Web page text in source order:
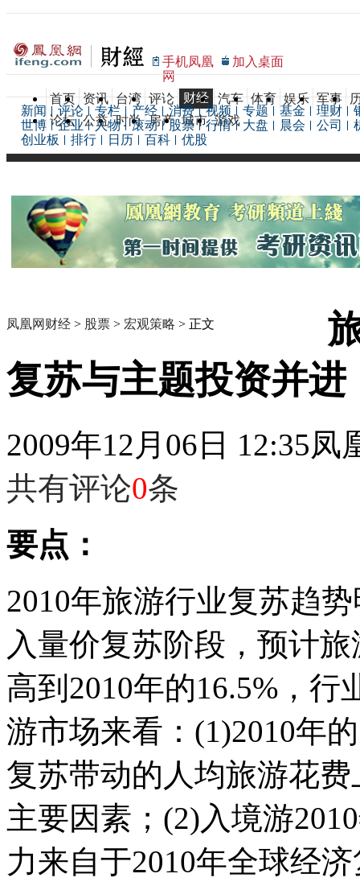
手机凤凰
网
加入桌面
首页 资讯 台湾 评论 财经 汽车 体育 娱乐 军事
论坛 公益 时尚 房产 城市 游戏
新闻 评论 专栏 产经 消费 视频 专题 基金 理财
世博
企业 人物 滚动 股票 行情 大盘 晨会 公司
创业板
排行 日历 百科 优股
凤凰网财经 > 股票 > 宏观策略 > 正文
复苏与主题投资并进
2009年12月06日 12:35凤
共有评论0条
要点：
2010年旅游行业复苏趋
入量价复苏阶段，预计
高到2010年的16.5%，
游市场来看：(1)2010年
复苏带动的人均旅游花
主要因素；(2)入境游
力来自于2010年全球经